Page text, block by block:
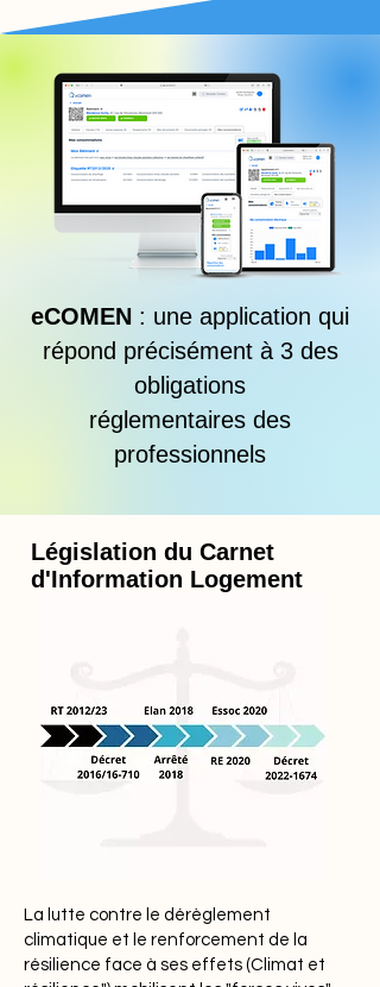
eCOMEN : une application qui
répond précisément à 3 des
obligations
réglementaires des
professionnels
Législation du Carnet
d'Information Logement
La lutte contre le dérèglement
climatique et le renforcement de la
résilience face à ses effets (Climat et